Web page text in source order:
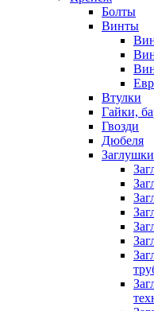
Болты
Винты
Втулки
Гайки,
Гвозди
Дюбеля
Заглушки